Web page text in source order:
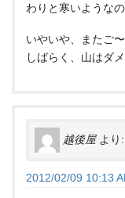
わりと寒いような
いやいや、またご
しばらく、山はダ
越後屋 より:
2012/02/09 10:13